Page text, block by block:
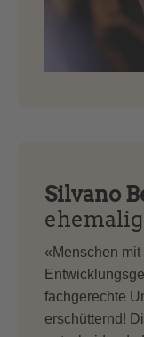
Silvano
«Menschen
fachgerechte
erschütternd!